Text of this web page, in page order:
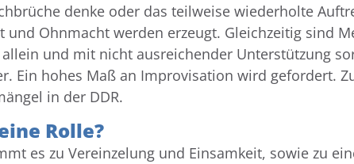
denke oder das teilweise wiederholte
Ohnmacht werden erzeugt. Gleichzeitig sind
und mit nicht ausreichender Unterstützung
Ein hohes Maß an Improvisation wird gefordert.
in der DDR.
Rolle?
es zu Vereinzelung und Einsamkeit, sowie zu